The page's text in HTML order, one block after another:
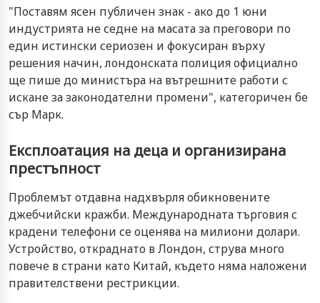
"Поставям ясен публичен знак - ако до 1 юни
индустрията не седне на масата за преговори по
един истински сериозен и фокусиран върху
решения начин, лондонската полиция официално
ще пише до министъра на вътрешните работи с
искане за законодателни промени", категоричен бе
сър Марк.
Експлоатация на деца и организирана
престъпност
Проблемът отдавна надхвърля обикновените
джебчийски кражби. Международната търговия с
крадени телефони се оценява на милиони долари.
Устройство, откраднато в Лондон, струва много
повече в страни като Китай, където няма наложени
правителствени рестрикции.